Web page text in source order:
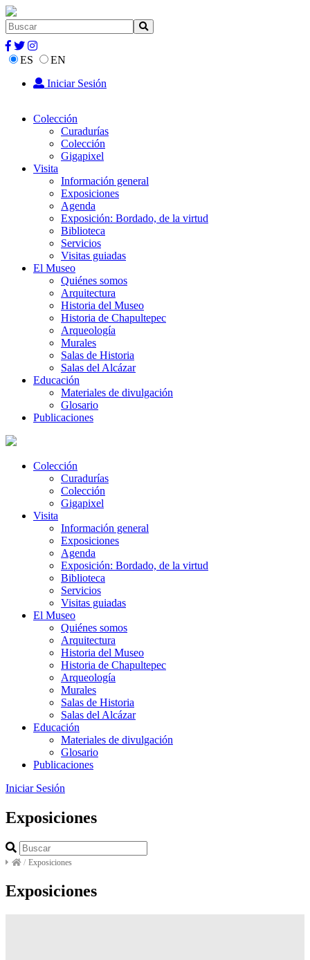
ES
EN
Iniciar Sesión
Colección
Curadurías
Colección
Gigapixel
Visita
Información general
Exposiciones
Agenda
Exposición: Bordado, de la virtud
Biblioteca
Servicios
Visitas guiadas
El Museo
Quiénes somos
Arquitectura
Historia del Museo
Historia de Chapultepec
Arqueología
Murales
Salas de Historia
Salas del Alcázar
Educación
Materiales de divulgación
Glosario
Publicaciones
Colección
Curadurías
Colección
Gigapixel
Visita
Información general
Exposiciones
Agenda
Exposición: Bordado, de la virtud
Biblioteca
Servicios
Visitas guiadas
El Museo
Quiénes somos
Arquitectura
Historia del Museo
Historia de Chapultepec
Arqueología
Murales
Salas de Historia
Salas del Alcázar
Educación
Materiales de divulgación
Glosario
Publicaciones
Iniciar Sesión
Exposiciones
/ Exposiciones
Exposiciones